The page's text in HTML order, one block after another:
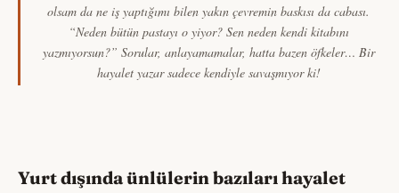
olsam da ne iş yaptığımı bilen yakın çevremin baskısı da cabası.
“Neden bütün pastayı o yiyor? Sen neden kendi kitabını
yazmıyorsun?” Sorular, anlayamamalar, hatta bazen öfkeler… Bir
hayalet yazar sadece kendiyle savaşmıyor ki!
Yurt dışında ünlülerin bazıları hayalet